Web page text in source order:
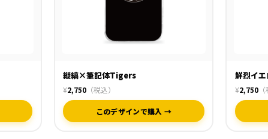
縦縞×筆記体Tigers
¥2,750 （税込）
このデザインで購入 →
鮮烈イ
¥2,750（